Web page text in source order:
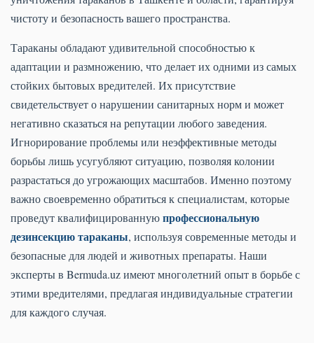
чистоту и безопасность вашего пространства.
Тараканы обладают удивительной способностью к
адаптации и размножению, что делает их одними из самых
стойких бытовых вредителей. Их присутствие
свидетельствует о нарушении санитарных норм и может
негативно сказаться на репутации любого заведения.
Игнорирование проблемы или неэффективные методы
борьбы лишь усугубляют ситуацию, позволяя колонии
разрастаться до угрожающих масштабов. Именно поэтому
важно своевременно обратиться к специалистам, которые
проведут квалифицированнуюпрофессиональную
дезинсекцию тараканы, используя современные методы и
безопасные для людей и животных препараты. Наши
эксперты в Bermuda.uz имеют многолетний опыт в борьбе с
этими вредителями, предлагая индивидуальные стратегии
для каждого случая.